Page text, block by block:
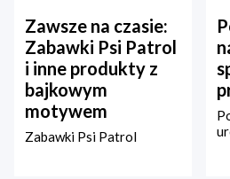
Zawsze na czasie:
Zabawki Psi Patrol
i inne produkty z
bajkowym
motywem
Zabawki Psi Patrol